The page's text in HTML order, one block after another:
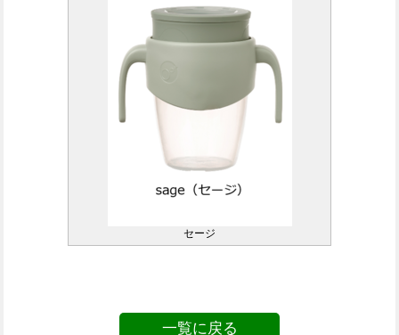
セージ
一覧に戻る